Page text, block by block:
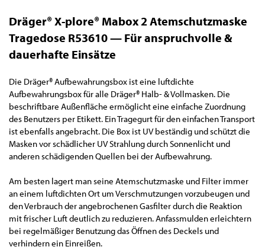
Dräger® X-plore® Mabox 2 Atemschutzmaske
Tragedose R53610 — Für anspruchvolle &
dauerhafte Einsätze
Die Dräger® Aufbewahrungsbox ist eine luftdichte
Aufbewahrungsbox für alle Dräger® Halb- & Vollmasken. Die
beschriftbare Außenfläche ermöglicht eine einfache Zuordnung
des Benutzers per Etikett. Ein Tragegurt für den einfachen Transport
ist ebenfalls angebracht. Die Box ist UV beständig und schützt die
Masken vor schädlicher UV Strahlung durch Sonnenlicht und
anderen schädigenden Quellen bei der Aufbewahrung.
Am besten lagert man seine Atemschutzmaske und Filter immer
an einem luftdichten Ort um Verschmutzungen vorzubeugen und
den Verbrauch der angebrochenen Gasfilter durch die Reaktion
mit frischer Luft deutlich zu reduzieren. Anfassmulden erleichtern
bei regelmäßiger Benutzung das Öffnen des Deckels und
verhindern ein Einreißen.